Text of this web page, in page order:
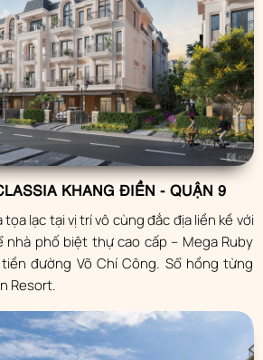
KHANG ĐIỀN - QUẬN 9
tọa lạc tại vị trí vô cùng đắc địa liền kề với
nhà phố biệt thự cao cấp – Mega Ruby
đường Võ Chí Công. Sổ hồng từng
Resort.